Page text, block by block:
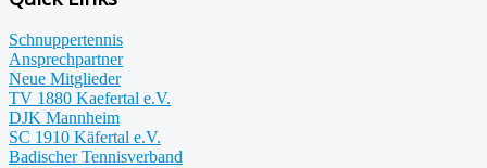
Schnuppertennis
Ansprechpartner
Neue Mitglieder
TV 1880 Kaefertal e.V.
DJK Mannheim
SC 1910 Käfertal e.V.
Badischer Tennisverband